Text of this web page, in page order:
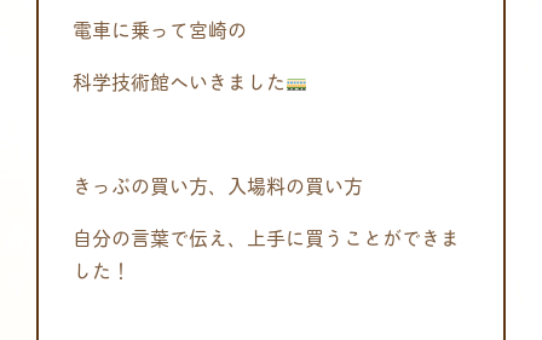
電車に乗って宮崎の
科学技術館へいきました
きっぷの買い方、入場料の買い方
自分の言葉で伝え、上手に買うことができま
した！